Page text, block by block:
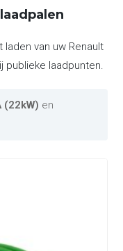
van uw Renault
publieke laadpunten.
(22kW) en